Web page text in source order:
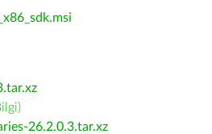
)
26.2.0.3.tar.xz